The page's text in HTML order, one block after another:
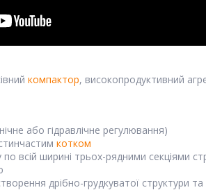
компактор, високопродуктивний
або гідравлічне регулювання)
котком
всій ширині трьох-рядними секціями
дрібно-грудкуватої структури